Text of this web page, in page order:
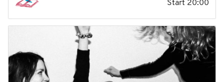
Start 20:00